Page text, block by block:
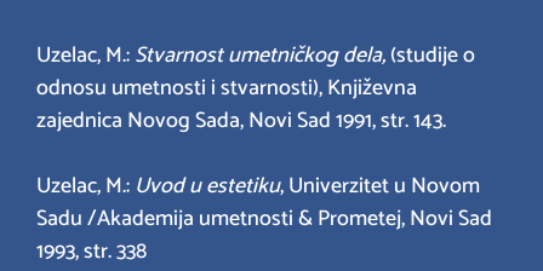
Uzelac, M.:Stvarnost umetničkog dela,(studije o
odnosu umetnosti i stvarnosti), Književna
zajednica Novog Sada, Novi Sad 1991, str. 143.
Uzelac, M.: Uvod u estetiku, Univerzitet u Novom
Sadu /Akademija umetnosti & Prometej, Novi Sad
1993, str. 338